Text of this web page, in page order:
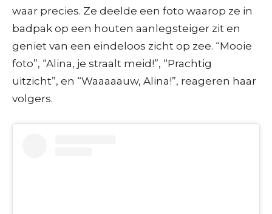
waar precies. Ze deelde een foto waarop ze in
badpak op een houten aanlegsteiger zit en
geniet van een eindeloos zicht op zee. “Mooie
foto”, “Alina, je straalt meid!”, “Prachtig
uitzicht”, en “Waaaaauw, Alina!”, reageren haar
volgers.